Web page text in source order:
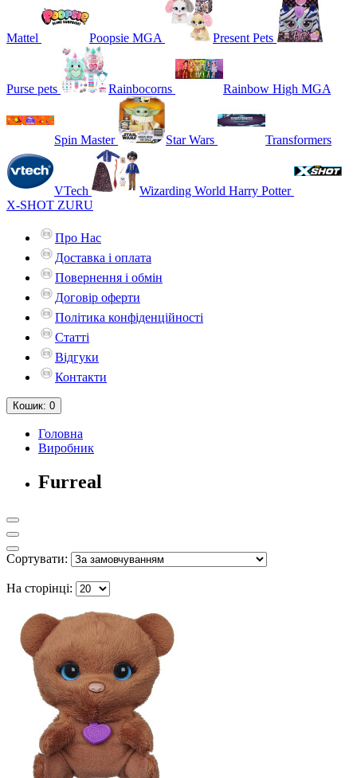
Mattel Poopsie MGA Present Pets
Purse pets Rainbocorns Rainbow High MGA
Spin Master Star Wars Transformers
VTech
Wizarding World Harry Potter
X-SHOT ZURU
Про Нас
Доставка і оплата
Повернення і обмін
Договір оферти
Політика конфіденційності
Статті
Відгуки
Контакти
Кошик: 0
Головна
Виробник
Furreal
Сортувати:
На сторінці: